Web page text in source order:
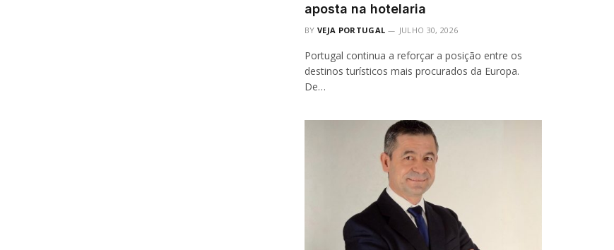
aposta na hotelaria
BY VEJA PORTUGAL JULHO 30, 2026
Portugal continua a reforçar a posição entre os
destinos turísticos mais procurados da Europa.
De…